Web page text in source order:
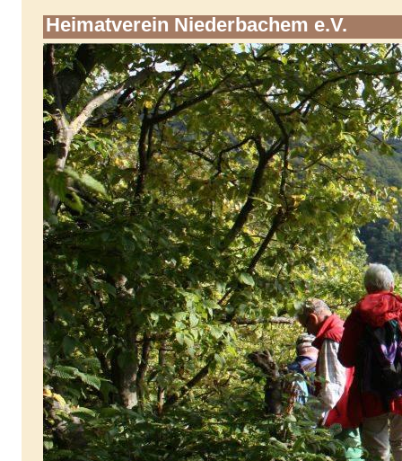
Heimatverein Niederbachem e.V.